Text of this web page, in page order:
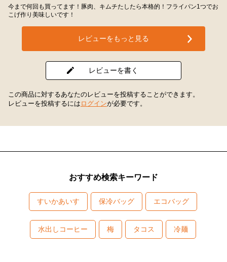
今まで何回も買ってます！豚肉、キムチたしたら本格的！フライパン1つでお
こげ作り美味しいです！
レビューをもっと見る
レビューを書く
この商品に対するあなたのレビューを投稿することができます。
レビューを投稿するには ログインが必要です。
おすすめ検索キーワード
すいかあいす 保冷バッグ エコバッグ
水出しコーヒー 梅 タコス 冷麺